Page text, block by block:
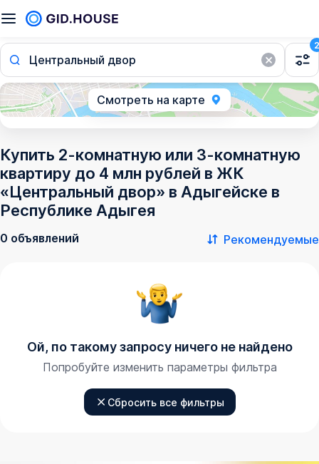
Центральный двор
2
Смотреть на карте
Купить 2-комнатную или 3-комнатную
квартиру до 4 млн рублей в ЖК
«Центральный двор» в Адыгейске в
Республике Адыгея
0 объявлений Рекомендуемые
Ой, по такому запросу ничего не найдено
Попробуйте изменить параметры фильтра
Сбросить все фильтры